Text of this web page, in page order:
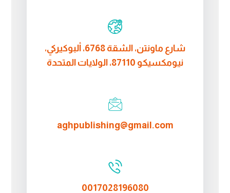
شارع ماونتن، الشقة 6768، ألبوكيركي،
نيومكسيكو 87110، الولايات المتحدة
aghpublishing@gmail.com
0017028196080